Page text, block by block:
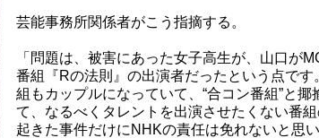
芸能事務所関係者がこう指摘する。
「問題は、被害にあった女子高生が、山口が
番組『Rの法則』の出演者だったという点で
組もカップルになっていて、“合コン番組”と
て、なるべくタレントを出演させたくない番
起きた事件だけにNHKの責任は免れないと思い